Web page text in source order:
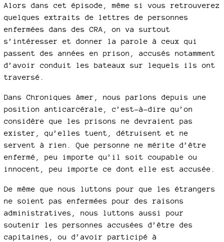
Alors dans cet épisode, même si vous retrouverez
quelques extraits de lettres de personnes
enfermées dans des CRA, on va surtout
s’intéresser et donner la parole à ceux qui
passent des années en prison, accusés notamment
d’avoir conduit les bateaux sur lequels ils ont
traversé.
Dans Chroniques àmer, nous parlons depuis une
position anticarcérale, c’est-à-dire qu’on
considère que les prisons ne devraient pas
exister, qu’elles tuent, détruisent et ne
servent à rien. Que personne ne mérite d’être
enfermé, peu importe qu’il soit coupable ou
innocent, peu importe ce dont elle est accusée.
De même que nous luttons pour que les étrangers
ne soient pas enfermées pour des raisons
administratives, nous luttons aussi pour
soutenir les personnes accusées d’être des
capitaines, ou d’avoir participé à